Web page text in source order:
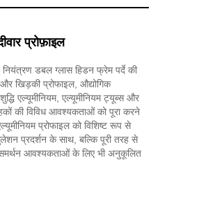
प्रोफ़ाइल
डबल ग्लास हिडन फ्रेम पर्दे की
और खिड़की प्रोफाइल, औद्योगिक
एल्यूमीनियम, एल्यूमीनियम ट्यूब्स और
की विविध आवश्यकताओं को पूरा करने
प्रोफाइल को विशिष्ट रूप से
प्रदर्शन के साथ, बल्कि पूरी तरह से
समर्थन आवश्यकताओं के लिए भी अनुकूलित